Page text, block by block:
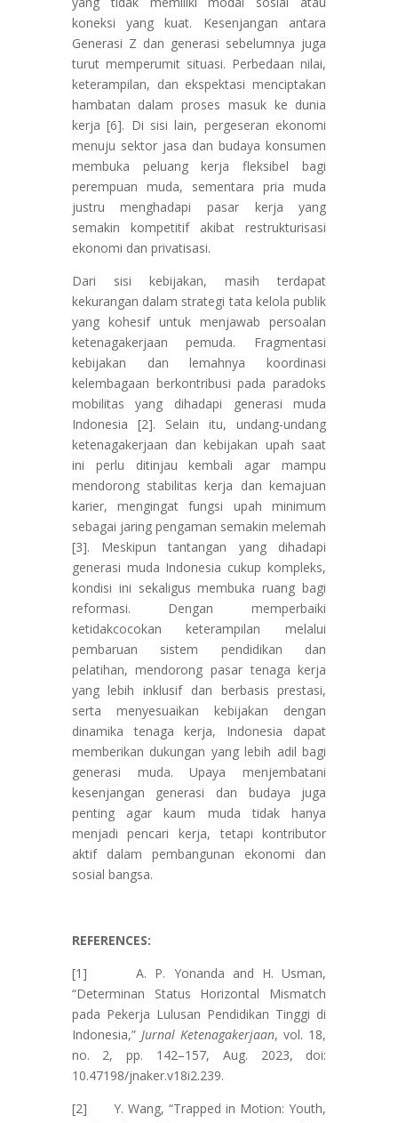
koneksi yang kuat. Kesenjangan antara
Generasi Z dan generasi sebelumnya juga
turut memperumit situasi. Perbedaan nilai,
keterampilan, dan ekspektasi menciptakan
hambatan dalam proses masuk ke dunia
kerja [6]. Di sisi lain, pergeseran ekonomi
menuju sektor jasa dan budaya konsumen
membuka peluang kerja fleksibel bagi
perempuan muda, sementara pria muda
justru menghadapi pasar kerja yang
semakin kompetitif akibat restrukturisasi
ekonomi dan privatisasi.
Dari sisi kebijakan, masih terdapat
kekurangan dalam strategi tata kelola publik
yang kohesif untuk menjawab persoalan
ketenagakerjaan pemuda. Fragmentasi
kebijakan dan lemahnya koordinasi
kelembagaan berkontribusi pada paradoks
mobilitas yang dihadapi generasi muda
Indonesia [2]. Selain itu, undang-undang
ketenagakerjaan dan kebijakan upah saat
ini perlu ditinjau kembali agar mampu
mendorong stabilitas kerja dan kemajuan
karier, mengingat fungsi upah minimum
sebagai jaring pengaman semakin melemah
[3]. Meskipun tantangan yang dihadapi
generasi muda Indonesia cukup kompleks,
kondisi ini sekaligus membuka ruang bagi
reformasi. Dengan memperbaiki
ketidakcocokan keterampilan melalui
pembaruan sistem pendidikan dan
pelatihan, mendorong pasar tenaga kerja
yang lebih inklusif dan berbasis prestasi,
serta menyesuaikan kebijakan dengan
dinamika tenaga kerja, Indonesia dapat
memberikan dukungan yang lebih adil bagi
generasi muda. Upaya menjembatani
kesenjangan generasi dan budaya juga
penting agar kaum muda tidak hanya
menjadi pencari kerja, tetapi kontributor
aktif dalam pembangunan ekonomi dan
sosial bangsa.
REFERENCES:
[1] A. P. Yonanda and H. Usman,
“Determinan Status Horizontal Mismatch
pada Pekerja Lulusan Pendidikan Tinggi di
Indonesia,” Jurnal Ketenagakerjaan, vol. 18,
no. 2, pp. 142–157, Aug. 2023, doi:
10.47198/jnaker.v18i2.239.
[2] Y. Wang, “Trapped in Motion: Youth,